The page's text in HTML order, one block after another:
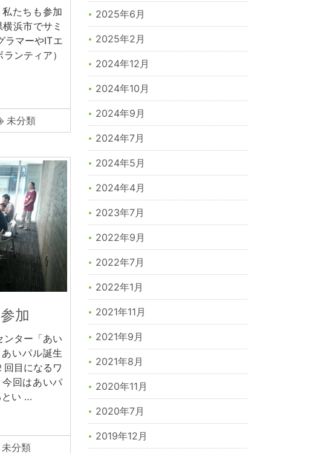
たちも参加
浜市でサミ
ラマーやITエ
ンティア）
未分類
加
ター「あい
いパル誕生
目になるワ
回はあいパ
とい …
未分類
2025年6月
2025年2月
2024年12月
2024年10月
2024年9月
2024年7月
2024年5月
2024年4月
2023年7月
2022年9月
2022年7月
2022年1月
2021年11月
2021年9月
2021年8月
2020年11月
2020年7月
2019年12月